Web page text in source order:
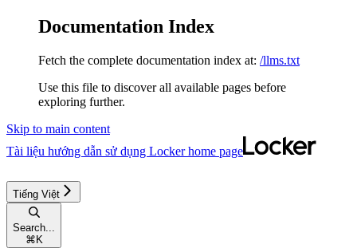
Documentation Index
Fetch the complete documentation index at: /llms.txt
Use this file to discover all available pages before
exploring further.
Skip to main content
Tài liệu hướng dẫn sử dụng Lockerhome page
Tiếng Việt
Search...
⌘ K